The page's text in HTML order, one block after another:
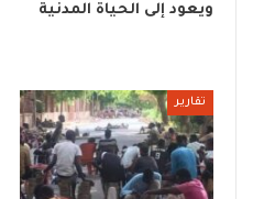
ويعود إلى الحياة المدنية
تقارير